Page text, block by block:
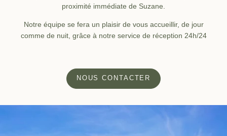
proximité immédiate de Suzane.
Notre équipe se fera un plaisir de vous accueillir, de jour
comme de nuit, grâce à notre service de réception 24h/24
NOUS CONTACTER
Chambres
Services
Offres
Contacter le
service groupe